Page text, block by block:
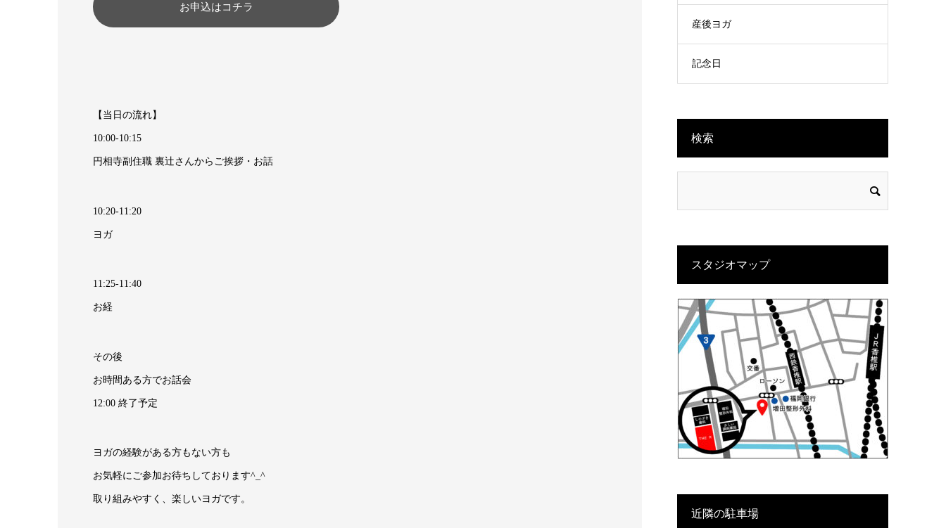
お申込はコチラ
【当日の流れ】
10:00-10:15
円相寺副住職 裏辻さんからご挨拶・お話
10:20-11:20
ヨガ
11:25-11:40
お経
その後
お時間ある方でお話会
12:00 終了予定
ヨガの経験がある方もない方も
お気軽にご参加お待ちしております^_^
取り組みやすく、楽しいヨガです。
産後ヨガ
記念日
検索
スタジオマップ
近隣の駐車場